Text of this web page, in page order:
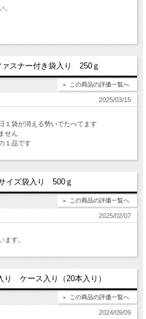
。
スナー付き袋入り 250ｇ
この商品の評価一覧へ
2025/03/15
１袋が消える勢いでたべてます
せん
１品です
イズ袋入り 500ｇ
この商品の評価一覧へ
2025/02/07
ます。
ケース入り（20本入り）
この商品の評価一覧へ
2024/09/09